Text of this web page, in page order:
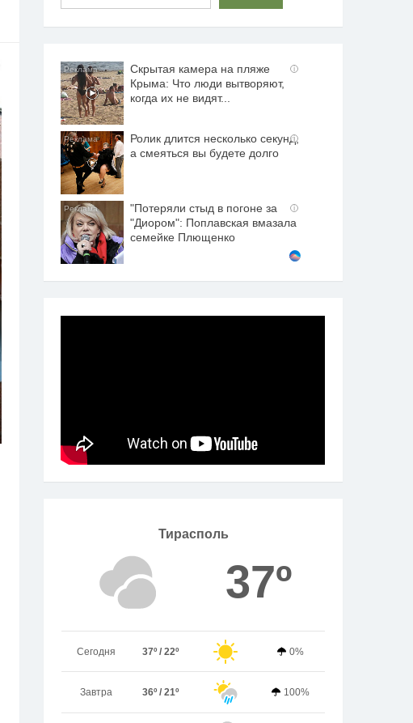
i
Скрытая камера на пляже
Крыма: Что люди вытворяют,
когда их не видят...
i
Ролик длится несколько секунд,
а смеяться вы будете долго
i
"Потеряли стыд в погоне за
"Диором": Поплавская вмазала
семейке Плющенко
Тирасполь
37º
Сегодня 37º / 22º 0%
Завтра 36º / 21º 100%